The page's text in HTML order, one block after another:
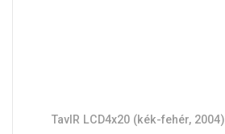
TavIR LCD4x20 (kék-fehér, 2004)